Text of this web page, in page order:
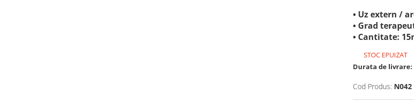
• Uz extern /
• Grad
• Cantitate:
STOC EPUIZAT
Durata de livrare:
Cod Produs: N042